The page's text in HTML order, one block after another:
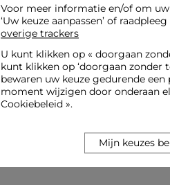
Voor meer informatie en/of om
‘Uw keuze aanpassen’ of raadpleeg
overige trackers
U kunt klikken op « doorgaan
kunt klikken op ‘doorgaan zonder
bewaren uw keuze gedurende
moment wijzigen door onderaan
Cookiebeleid ».
Mijn keuzes